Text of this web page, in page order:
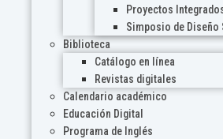
Proyectos
Simposio de Diseño
Biblioteca
Catálogo en línea
Revistas digitales
Calendario académico
Educación Digital
Programa de Inglés